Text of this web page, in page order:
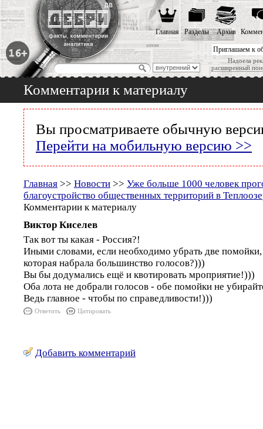
Приглашаем к
Надоела
расширенный
Главная Разделы Архив
Комментарии к материалу
Вы просматриваете обычную
Перейти на мобильную версию >>
Главная >> Новости >> Уже больше 1000 человек
благоустройство общественных территорий в
Комментарии к материалу
Виктор Киселев
Так вот ты какая - Россия?!
Иными словами, если необходимо убрать две помойки,
которая набрала большинство голосов?)))
Вы бы додумались ещё и квотировать мроприятие!)))
Оба лота не добрали голосов - обе помойки не
Ведь главное - чтобы по справедливости!)))
Ответить Цитировать
Добавить комментарий